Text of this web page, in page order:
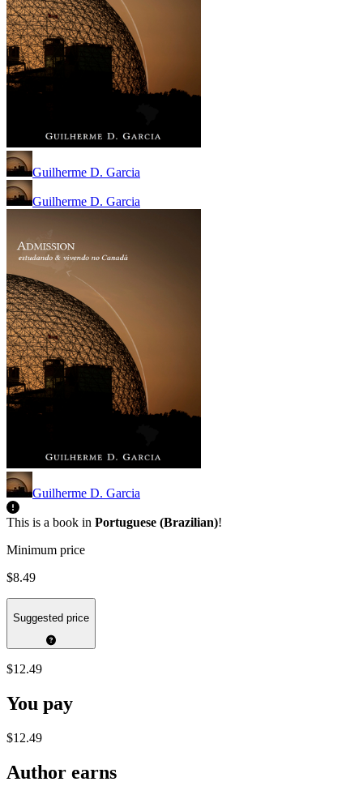
Guilherme D. Garcia
Guilherme D. Garcia
Guilherme D. Garcia
This is a book in Portuguese (Brazilian)!
Minimum price
$8.49
Suggested price
$12.49
You pay
$12.49
Author earns